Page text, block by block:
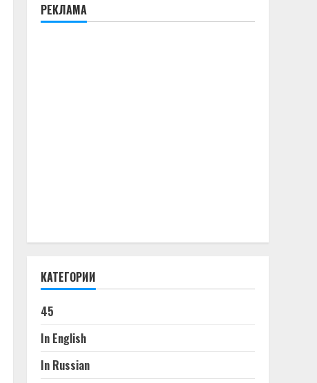
РЕКЛАМА
КАТЕГОРИИ
45
In English
In Russian